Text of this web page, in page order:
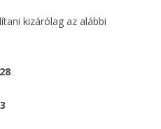
kizárólag az alábbi